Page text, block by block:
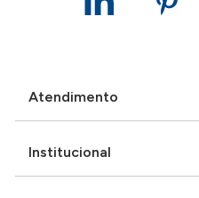
Atendimento
Institucional